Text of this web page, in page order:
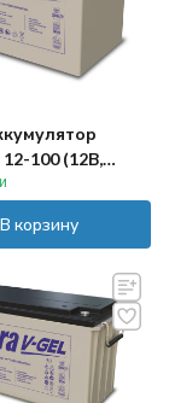
100 (12В,
В корзину